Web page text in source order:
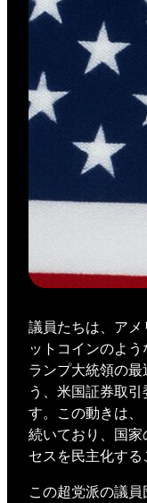
議員たちは、ア
ットコインのよ
ランプ大統領の
う、米国証券取
す。この動きは
続いており、国
セスを民主化する
この超党派の議